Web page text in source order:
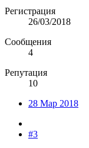
Регистрация
26/03/2018
Сообщения
4
Репутация
10
28 Мар 2018
#3